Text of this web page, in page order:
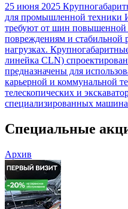
25 июня 2025
для промышленной техники
требуют от шин повышенной
повреждениям и стабильной
нагрузках.
линейка CLN)
предназначены для
карьерной и коммунальной
телескопических и
специализированных
Специальные
Архив